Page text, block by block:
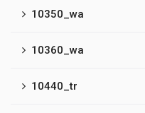
10350_wa
10360_wa
10440_tr